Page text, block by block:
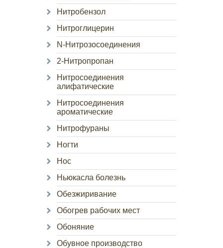
Нитробензол
Нитроглицерин
N-Нитрозосоединения
2-Нитропропан
Нитросоединения
алифатические
Нитросоединения
ароматические
Нитрофураны
Ногти
Нос
Ньюкасла болезнь
Обезжиривание
Обогрев рабочих мест
Обоняние
Обувное производство